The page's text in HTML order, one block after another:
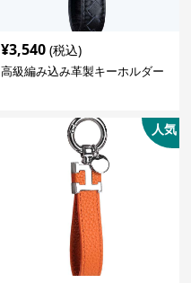
¥3,540 (税込)
高級編み込み革製キーホルダー
人気